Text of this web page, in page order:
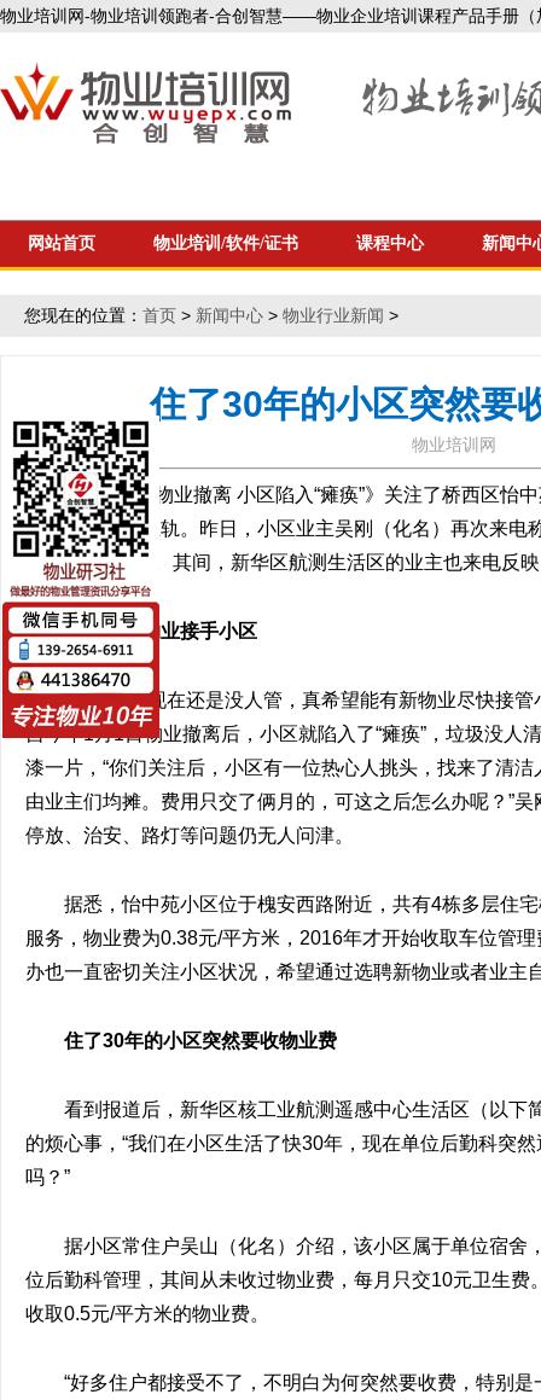
物业培训网-物业培训领跑者-合创智慧——物业企业培训课程产品手册
网站首页 物业培训/软件/证书 课程中心 新闻中
您现在的位置： 首页 > 新闻中心 > 物业行业新闻 >
住了30年的小区突然要
物业培训网
1月26日《物业撤离 小区陷入“瘫痪”》关注了桥西区怡
小区仍未步入正轨。昨日，小区业主吴刚（化名）再次来电
主能“安居乐业”。其间，新华区航测生活区的业主也来电反
希望有新物业接手小区
“我们小区现在还是没人管，真希望能有新物业尽快接
自今年1月1日物业撤离后，小区就陷入了“瘫痪”，垃圾没人
漆一片，“你们关注后，小区有一位热心人挑头，找来了清
由业主们均摊。费用只交了俩月的，可这之后怎么办呢？”
停放、治安、路灯等问题仍无人问津。
据悉，怡中苑小区位于槐安西路附近，共有4栋多层住
服务，物业费为0.38元/平方米，2016年才开始收取车位管
办也一直密切关注小区状况，希望通过选聘新物业或者业主
住了30年的小区突然要收物业费
看到报道后，新华区核工业航测遥感中心生活区（以下
的烦心事，“我们在小区生活了快30年，现在单位后勤科突
吗？”
据小区常住户吴山（化名）介绍，该小区属于单位宿舍
位后勤科管理，其间从未收过物业费，每月只交10元卫生
收取0.5元/平方米的物业费。
“好多住户都接受不了，不明白为何突然要收费，特别